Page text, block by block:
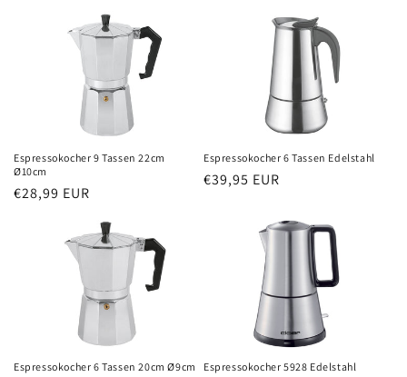
Espressokocher 9 Tassen 22cm
Ø10cm
Normaler
€28,99 EUR
Espressokocher 6 Tassen Edelstahl
Normaler
€39,95 EUR
Espressokocher 6 Tassen 20cm Ø9cm Espressokocher 5928 Edelstahl